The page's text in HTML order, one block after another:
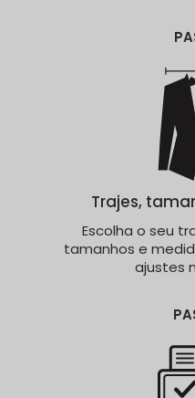
Trajes,
Escolha o seu
tamanhos e
ajustes